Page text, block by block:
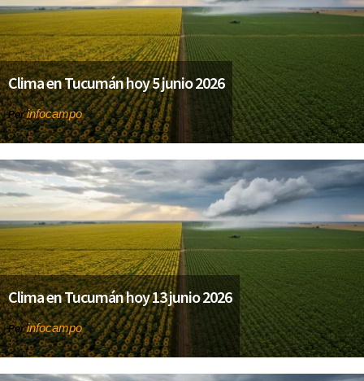
Clima en Tucumán hoy 5 junio 2026
Porinfocampo
Clima en Tucumán hoy 13 junio 2026
Porinfocampo